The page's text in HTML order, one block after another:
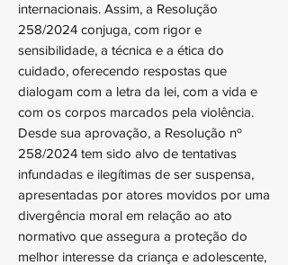
internacionais. Assim, a Resolução
258/2024 conjuga, com rigor e
sensibilidade, a técnica e a ética do
cuidado, oferecendo respostas que
dialogam com a letra da lei, com a vida e
com os corpos marcados pela violência.
Desde sua aprovação, a Resolução nº
258/2024 tem sido alvo de tentativas
infundadas e ilegítimas de ser suspensa,
apresentadas por atores movidos por uma
divergência moral em relação ao ato
normativo que assegura a proteção do
melhor interesse da criança e adolescente,